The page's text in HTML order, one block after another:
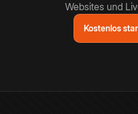
Websites und
Kostenlos